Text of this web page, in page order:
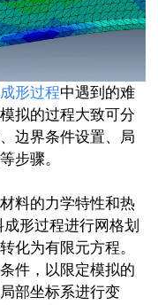
形过程中遇到的难
拟的过程大致可分
边界条件设置、局
步骤。
料的力学特性和热
形过程进行网格划
化为有限元方程。
件，以限定模拟的
部坐标系进行变